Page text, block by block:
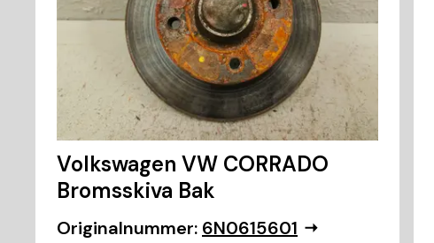
Volkswagen VW CORRADO
Bromsskiva Bak
Originalnummer: 6N0615601